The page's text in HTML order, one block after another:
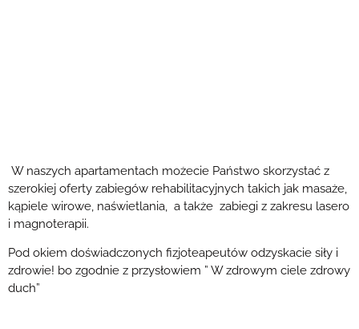
W naszych apartamentach możecie Państwo skorzystać z
szerokiej oferty zabiegów rehabilitacyjnych takich jak masaże,
kąpiele wirowe, naświetlania, a także zabiegi z zakresu lasero
i magnoterapii.
Pod okiem doświadczonych fizjoteapeutów odzyskacie siły i
zdrowie! bo zgodnie z przysłowiem ” W zdrowym ciele zdrowy
duch”